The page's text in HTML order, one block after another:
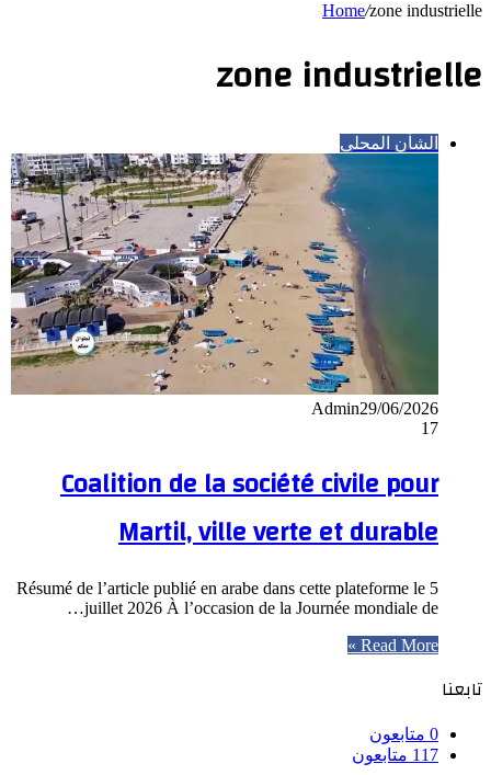
Home/zone industrielle
zone industrielle
الشأن المحلي
Admin29/06/2026
17
Coalition de la société civile pour
Martil, ville verte et durable
Résumé de l’article publié en arabe dans cette plateforme le 5
juillet 2026 À l’occasion de la Journée mondiale de…
Read More »
تابعنا
0 متابعون
117 متابعون